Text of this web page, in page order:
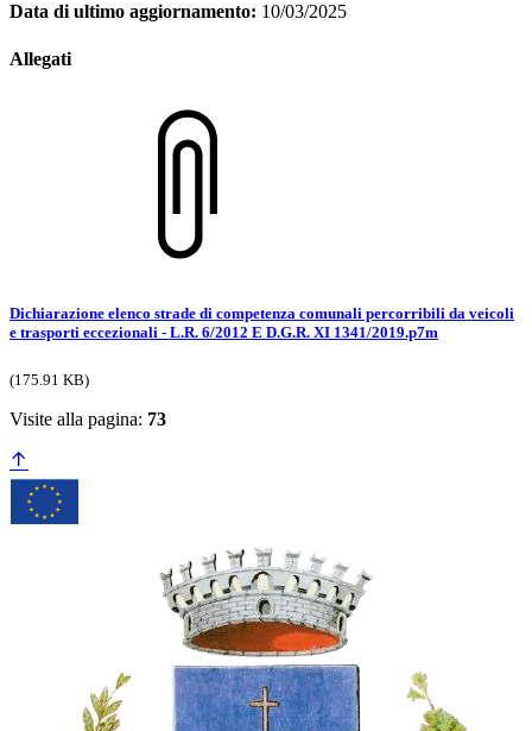
Data di ultimo aggiornamento: 10/03/2025
Allegati
Dichiarazione elenco strade di competenza comunali percorribili da veicoli
e trasporti eccezionali - L.R. 6/2012 E D.G.R. XI 1341/2019.p7m
(175.91 KB)
Visite alla pagina: 73